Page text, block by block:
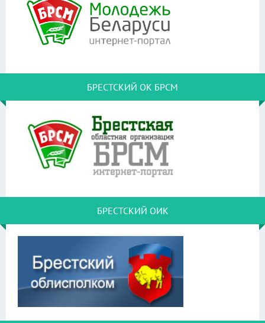
БРЕСТСКИЙ ОК БРСМ
БРЕСТСКИЙ ОИК